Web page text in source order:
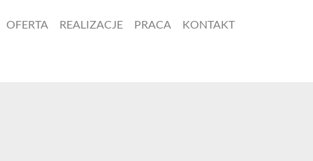
OFERTA REALIZACJE PRACA KONTAKT